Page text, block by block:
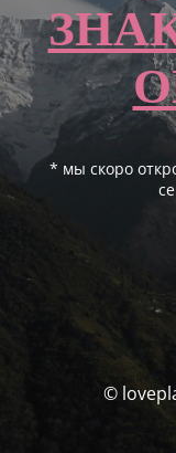
* мы скоро
©